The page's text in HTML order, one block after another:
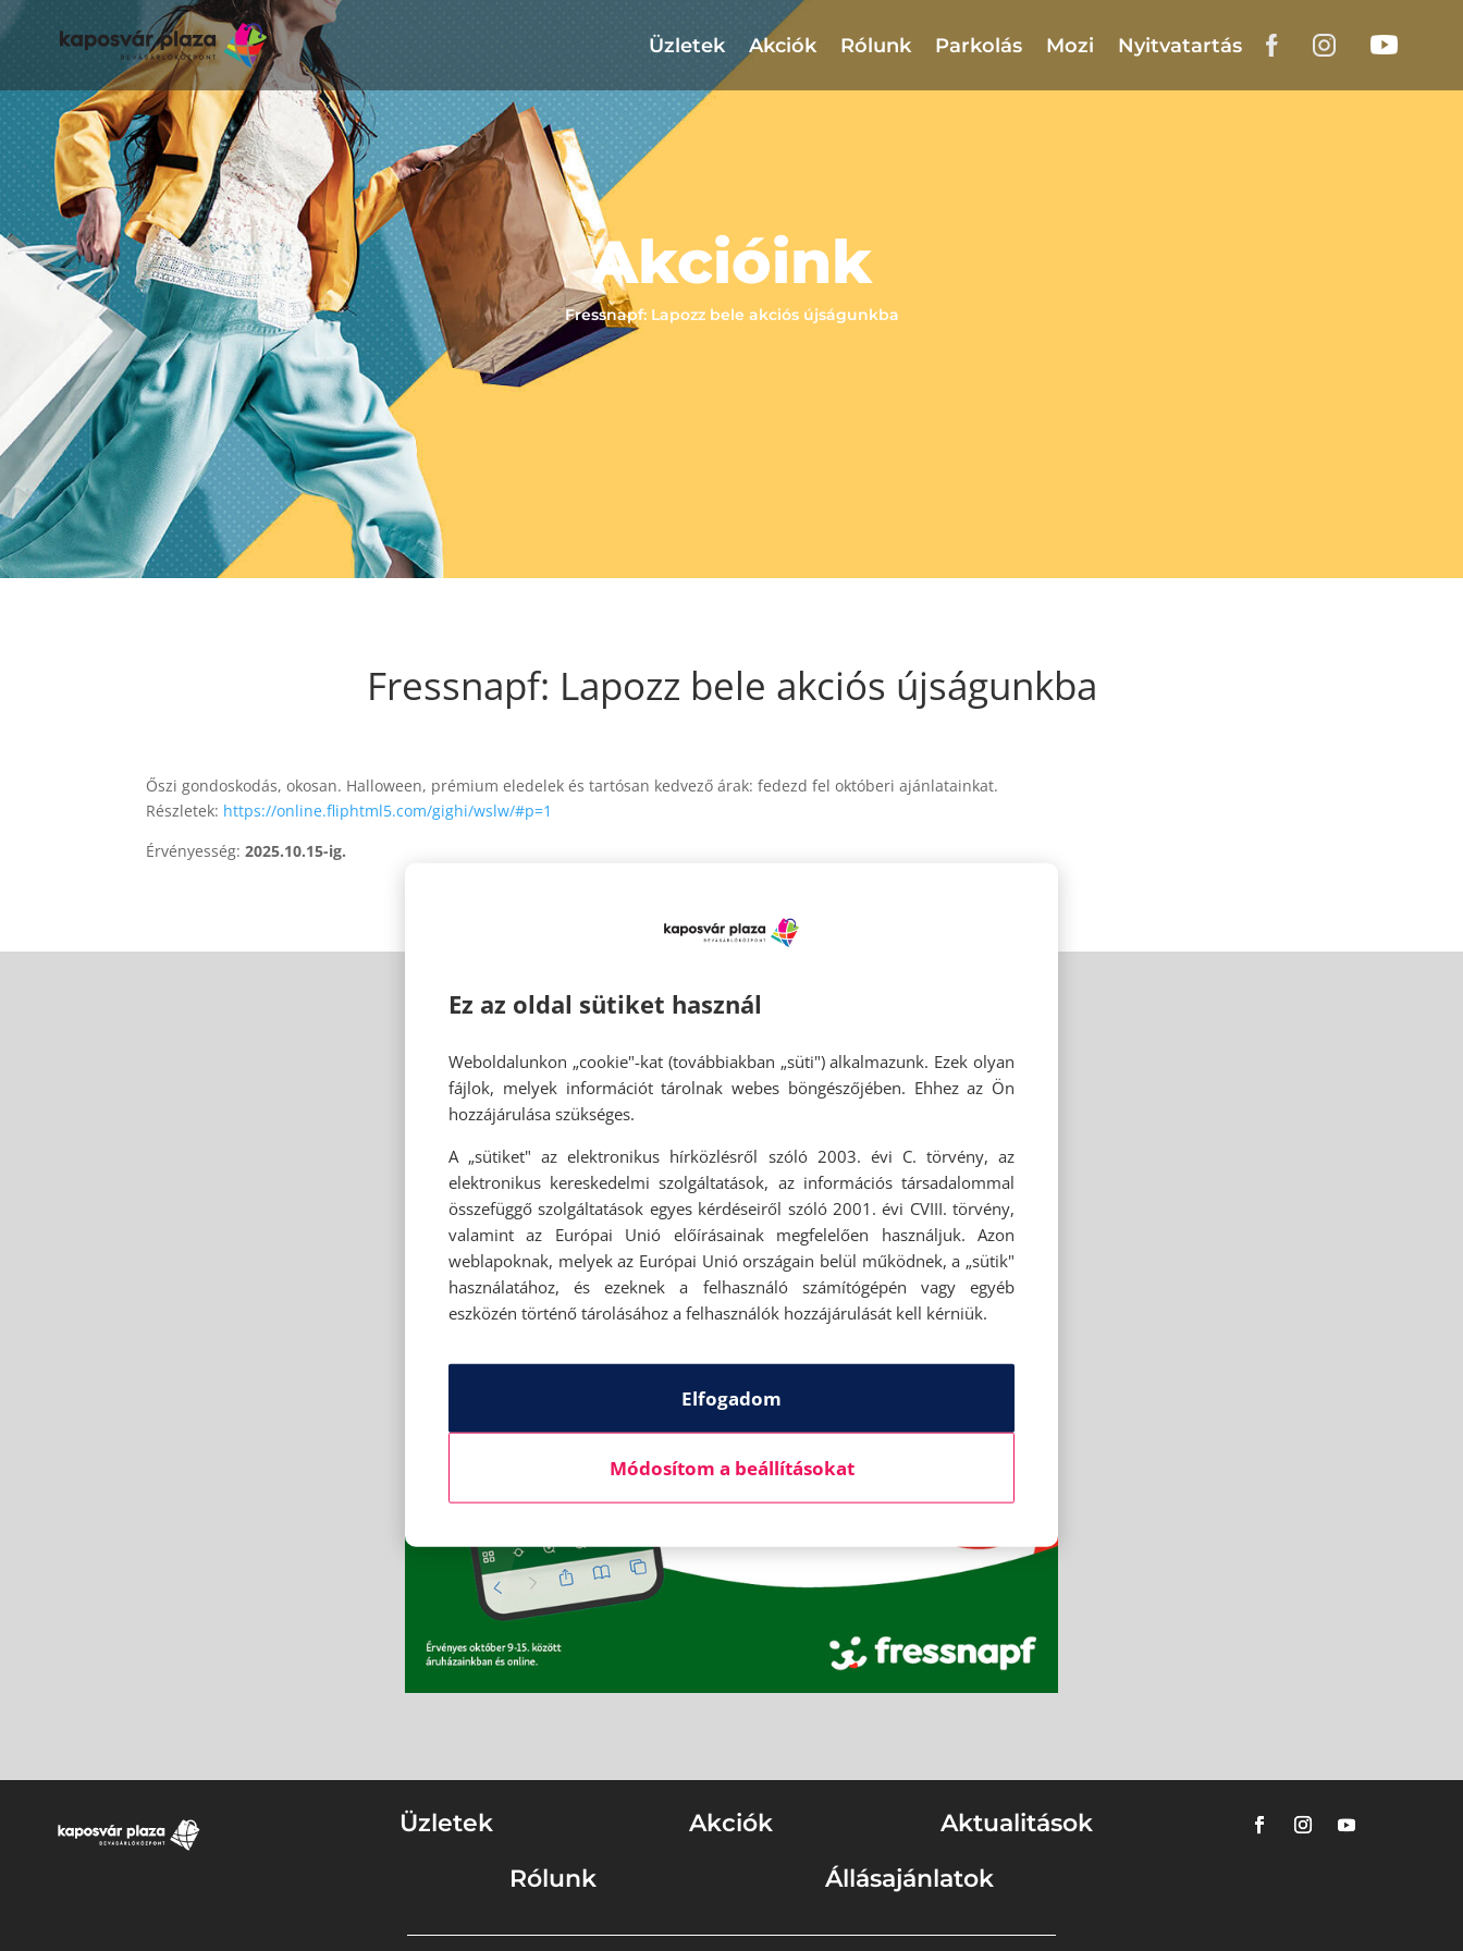
Üzletek Akciók Rólunk Parkolás Mozi Nyitvatartás
Akcióink
Fressnapf: Lapozz bele akciós újságunkba
Fressnapf: Lapozz bele akciós újságunkba
Őszi gondoskodás, okosan. Halloween, prémium eledelek és tartósan kedvező árak: fedezd fel októberi ajánlatainkat.
Részletek: https://online.fliphtml5.com/gighi/wslw/#p=1
Érvényesség:2025.10.15-ig.
Üzletek Akciók
Aktualitások
Rólunk
Állásajánlatok
Ez az oldal sütiket használ
Weboldalunkon „cookie"-kat (továbbiakban „süti") alkalmazunk. Ezek olyan
fájlok, melyek információt tárolnak webes böngészőjében. Ehhez az Ön
hozzájárulása szükséges.
A „sütiket" az elektronikus hírközlésről szóló 2003. évi C. törvény, az
elektronikus kereskedelmi szolgáltatások, az információs társadalommal
összefüggő szolgáltatások egyes kérdéseiről szóló 2001. évi CVIII. törvény,
valamint az Európai Unió előírásainak megfelelően használjuk. Azon
weblapoknak, melyek az Európai Unió országain belül működnek, a „sütik"
használatához, és ezeknek a felhasználó számítógépén vagy egyéb
eszközén történő tárolásához a felhasználók hozzájárulását kell kérniük.
Elfogadom
Módosítom a beállításokat